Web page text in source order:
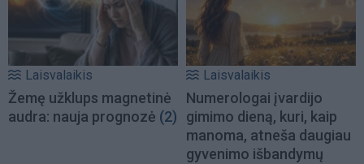
Laisvalaikis
Žemę užklups magnetinė
audra: nauja prognozė (2)
Laisvalaikis
Numerologai įvardijo
gimimo dieną, kuri, kaip
manoma, atneša daugiau
gyvenimo išbandymų